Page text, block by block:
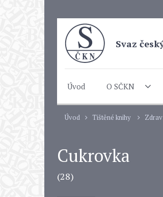
Svaz
Úvod O SČKN
Úvod Tištěné knihy
Cukrovka
(28)